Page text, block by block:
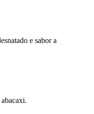
e sabor a